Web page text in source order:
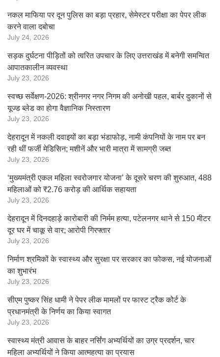
नकल माफिया पर दून पुलिस का बड़ा प्रहार, सेमेस्टर परीक्षा का पेपर लीक
करने वाला दबोचा
July 24, 2026
सड़क दुर्घटना पीड़ितों को त्वरित उपचार के लिए उत्तराखंड में बनेगी समन्वित
आपातकालीन व्यवस्था
July 23, 2026
स्वच्छ सर्वेक्षण-2026: श्रीनगर नगर निगम की अनोखी पहल, बार्बर दुकानों से
यूज्ड ब्लेड का होगा वैज्ञानिक निस्तारण
July 23, 2026
देहरादून में नकली दवाइयों का बड़ा भंडाफोड़, नामी कंपनियों के नाम पर बन
रही थीं फर्जी मेडिसिन; मशीनें और भारी मात्रा में सामग्री जब्त
July 23, 2026
‘मुख्यमंत्री एकल महिला स्वरोजगार योजना’ के दूसरे चरण की शुरुआत, 488
महिलाओं को ₹2.76 करोड़ की आर्थिक सहायता
July 23, 2026
देहरादून में दिनदहाड़े कारोबारी की निर्मम हत्या, पटेलनगर थाने से 150 मीटर
दूर घर में चाकू से वार; आरोपी गिरफ्तार
July 23, 2026
निर्माण श्रमिकों के स्वास्थ्य और सुरक्षा पर सरकार का फोकस, नई योजनाओं
का शुभारंभ
July 23, 2026
सीएम पुष्कर सिंह धामी ने पेपर लीक मामलों पर फास्ट ट्रैक कोर्ट के
प्रधानमंत्री के निर्णय का किया स्वागत
July 23, 2026
स्वास्थ्य मंत्री आवास के बाहर नर्सिंग अभ्यर्थियों का उग्र प्रदर्शन, चार
महिला अभ्यर्थियों ने किया आत्महत्या का प्रयास